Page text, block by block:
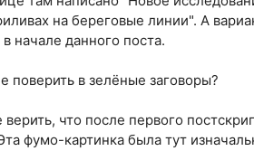
на береговые линии". А
начале данного поста.
поверить в зелёные заговоры?
что после первого
фумо-картинка была тут